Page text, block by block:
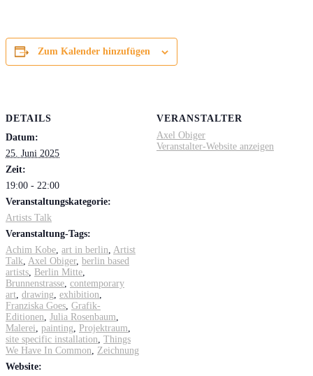
Zum Kalender hinzufügen
DETAILS
Datum:
25. Juni 2025
Zeit:
19:00 - 22:00
Veranstaltungskategorie:
Artists Talk
Veranstaltung-Tags:
Achim Kobe art in berlin Artist
Talk Axel Obiger, berlin based
artists Berlin Mitte
Brunnenstrasse contemporary
art drawing exhibition
Franziska Goes Grafik-
Editionen Julia Rosenbaum
Malerei painting Projektraum
site specific installation Things
We Have In Common
Zeichnung
Website:
VERANSTALTER
Axel Obiger
Veranstalter-Website anzeigen